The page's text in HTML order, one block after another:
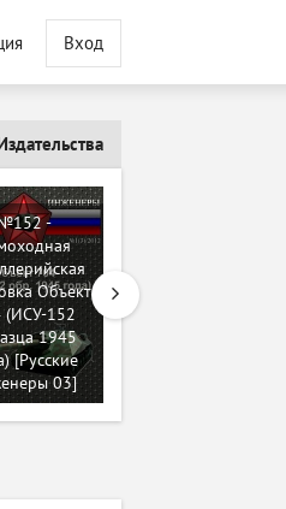
Вход
-
Объект
(ИСУ-152
1945
[Русские
03]